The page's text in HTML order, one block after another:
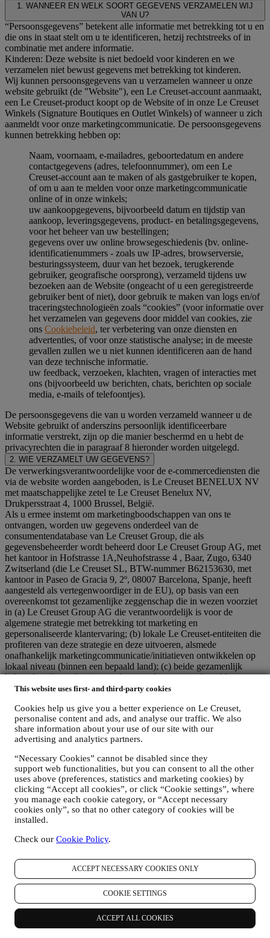
This website uses first- and third-party cookies
Cookies help us give you a better experience on Le Creuset,
personalise content and ads, and analyse our traffic. We also
share information about your use of our site with our
advertising and analytics partners.
“Necessary Cookies” cannot be disabled since they
support web functionalities, but you can consent to all the other
uses above (preferences, statistics and marketing cookies) by
clicking “Accept all cookies”, or click “Cookie settings”, where
you manage each cookie category, or “Accept necessary
cookies only”, so that no other category of cookies will be
installed.
Check our Cookie Policy.
ACCEPT NECESSARY COOKIES ONLY
COOKIE SETTINGS
ACCEPT ALL COOKIES
1. WANNEER EN WELK SOORT GEGEVENS VERZAMELEN WIJ
VAN U?
“Persoonsgegevens” betekent alle informatie met betrekking tot u en
die ons in staat stelt om u te identificeren, hetzij rechtstreeks of in
combinatie met andere informatie.
Kinderen: Deze website is niet bedoeld voor kinderen en we
verzamelen niet bewust gegevens met betrekking tot kinderen.
Wij kunnen persoonsgegevens van u verzamelen wanneer u onze
website gebruikt (de "Website"), een Le Creuset-account aanmaakt,
een Le Creuset-product koopt op de Website of in onze Le Creuset
Winkels (Signature Boutiques en Outlet Winkels) of wanneer u zich
aanmeldt voor onze marketingcommunicatie. De persoonsgegevens
kunnen betrekking hebben op:
Naam, voornaam, e-mailadres, geboortedatum en andere
contactgegevens (adres, telefoonnummer), om een Le
Creuset-account aan te maken of als gastgebruiker te kopen,
of om u aan te melden voor onze marketingcommunicatie
online of in onze winkels;
uw aankoopgegevens, bijvoorbeeld datum en tijdstip van
aankoop, leveringsgegevens, product- en betalingsgegevens,
voor het beheer van uw bestellingen;
gegevens over uw online browsegeschiedenis (bv. online-
identificatienummers - zoals uw IP-adres, browserversie,
besturingssysteem, duur van het bezoek, terugkerende
gebruiker, geografische oorsprong), verzameld tijdens uw
bezoeken aan de Website (ongeacht of u een geregistreerde
gebruiker bent of niet), door gebruik te maken van logs en/of
traceringstechnologieën zoals “cookies” (voor informatie over
het verzamelen van gegevens door middel van cookies, zie
ons Cookiebeleid, ter verbetering van onze diensten en
advertenties, of voor onze statistische analyse; in de meeste
gevallen zullen we u niet kunnen identificeren aan de hand
van deze technische informatie.
uw feedback, verzoeken, klachten, vragen of interacties met
ons (bijvoorbeeld uw berichten, chats, berichten op sociale
media, e-mails of telefoontjes).
De persoonsgegevens die van u worden verzameld wanneer u de
Website gebruikt of anderszins persoonlijk identificeerbare
informatie verstrekt, zijn op die manier beschermd en u hebt de
privacyrechten die in paragraaf 8 hieronder worden uitgelegd.
2. WIE VERZAMELT UW GEGEVENS?
De verwerkingsverantwoordelijke voor de e-commercediensten die
via de website worden aangeboden, is Le Creuset BENELUX NV
met maatschappelijke zetel te Le Creuset Benelux NV,
Drukpersstraat 4, 1000 Brussel, België.
Als u ermee instemt om marketingboodschappen van ons te
ontvangen, worden uw gegevens onderdeel van de
consumentendatabase van Le Creuset Group, die als
gegevensbeheerder wordt beheerd door Le Creuset Group AG, met
het kantoor in Hofstrasse 1A,Neuhofstrasse 4 , Baar, Zugo, 6340
Zwitserland (die Le Creuset SL, BTW-nummer B62153630, met
kantoor in Paseo de Gracia 9, 2º, 08007 Barcelona, Spanje, heeft
aangesteld als vertegenwoordiger in de EU), op basis van een
overeenkomst tot gezamenlijke zeggenschap die in wezen voorziet
in (a) Le Creuset Group AG die verantwoordelijk is voor de
algemene strategie met betrekking tot marketing en
gepersonaliseerde klantervaring; (b) lokale Le Creuset-entiteiten die
profiteren van deze strategie en deze uitvoeren, alsmede
onafhankelijk marketingcommunicatie/initiatieven ontwikkelen op
lokaal niveau (binnen een bepaald land); (c) beide gezamenlijk
beheerders die nodig zijn om de verzoeken van uw betrokkene om
rechten af te handelen.
Wij kunnen uw gegevens verwerken voor de volgende doeleinden:
VOOR ONZE WETTELIJKE VERPLICHTINGEN
Mogelijk moeten we bepaalde gegevens over u verwerken om
te voldoen aan onze wettelijke verplichtingen en andere
verplichtingen die voortvloeien uit instructies van de overheid.
OM EEN LE CREUSET-ACCOUNT AAN TE MAKEN
We zullen uw gegevens gebruiken om een Le Creuset-
account aan te maken die u toegang geeft tot een reeks
voordelen voor geregistreerde gebruikers, om beter te kunnen
genieten van onze diensten, zoals sneller afrekenen, meerdere
Elke verwerkingsactiviteit is vereist om ons in staat te stellen
OM UW BESTELLINGEN TE BEHEREN EN OM ONZE
PRODUCTEN, DIENSTEN EN ASSISTENTIE AAN U
TE LEVEREN
Wij zullen uw gegevens gebruiken om onze contractuele
relatie met u, uw aankoop van producten op de Website, uw
gebruik van de Website, eventuele latere hulp na de verkoop
of uw deelname aan onze wedstrijden te beheren. Mogelijk